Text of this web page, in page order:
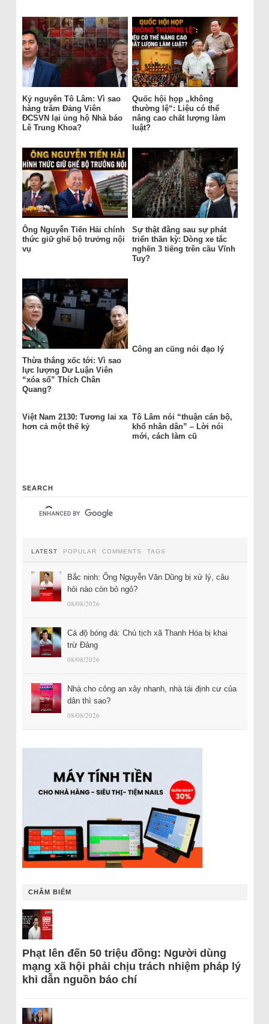
Kỷ nguyên Tô Lâm: Vì sao
hàng trăm Đảng Viên
ĐCSVN lại ủng hộ Nhà báo
Lê Trung Khoa?
Quốc hội họp „không
thường lệ“: Liệu có thể
nâng cao chất lượng làm
luật?
Ông Nguyễn Tiến Hải chính
thức giữ ghế bộ trưởng nội
vụ
Sự thật đằng sau sự phát
triển thần kỳ: Dòng xe tắc
nghẽn 3 tiếng trên cầu Vĩnh
Tuy?
Thừa thắng xốc tới: Vì sao
lực lượng Dư Luận Viên
“xóa sổ” Thích Chân
Quang?
Công an cũng nói đạo lý
Việt Nam 2130: Tương lai xa
hơn cả một thế kỷ
Tô Lâm nói “thuận cán bộ,
khổ nhân dân” – Lời nói
mới, cách làm cũ
SEARCH
LATEST POPULAR COMMENTS TAGS
Bắc ninh: Ông Nguyễn Văn Dũng bị xử lý, câu
hỏi nào còn bỏ ngỏ?
08/08/2026
Cá độ bóng đá: Chủ tịch xã Thanh Hóa bị khai
trừ Đảng
08/08/2026
Nhà cho công an xây nhanh, nhà tái định cư của
dân thì sao?
08/08/2026
CHÂM BIẾM
Phạt lên đến 50 triệu đồng: Người dùng
mạng xã hội phải chịu trách nhiệm pháp lý
khi dẫn nguồn báo chí